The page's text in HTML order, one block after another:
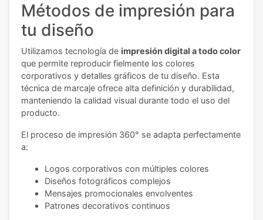
Métodos de impresión para
tu diseño
Utilizamos tecnología de impresión digital a todo color
que permite reproducir fielmente los colores
corporativos y detalles gráficos de tu diseño. Esta
técnica de marcaje ofrece alta definición y durabilidad,
manteniendo la calidad visual durante todo el uso del
producto.
El proceso de impresión 360° se adapta perfectamente
a:
Logos corporativos con múltiples colores
Diseños fotográficos complejos
Mensajes promocionales envolventes
Patrones decorativos continuos